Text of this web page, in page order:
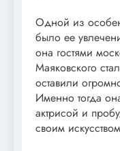
Одной из
было ее
она гостями
Маяковского
оставили
Именно тогда
актрисой и
своим